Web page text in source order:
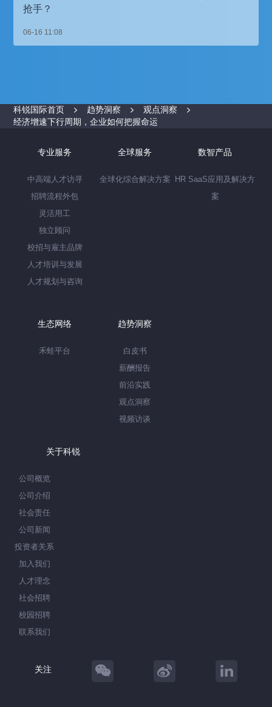
抢手？
06-16 11:08
科锐国际首页 趋势洞察
观点洞察
经济增速下行周期，企业如何把握命运
专业服务
中高端人才访寻
招聘流程外包
灵活用工
独立顾问
校招与雇主品牌
人才培训与发展
人才规划与咨询
全球服务
全球化综合解决方案
数智产品
HR SaaS应用及解决方
案
生态网络
禾蛙平台
趋势洞察
白皮书
薪酬报告
前沿实践
观点洞察
视频访谈
关于科锐
公司概览
公司介绍
社会责任
公司新闻
投资者关系
加入我们
人才理念
社会招聘
校园招聘
联系我们
关注